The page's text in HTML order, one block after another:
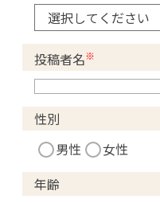
投稿者名※
性別
男性
女性
年齢